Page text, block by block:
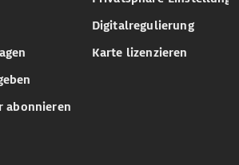
abonnieren
Digitalregulierung
Karte lizenzieren